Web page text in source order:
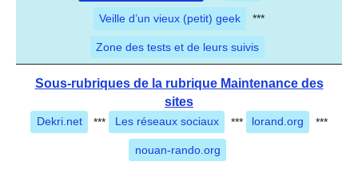
Veille d’un vieux (petit) geek ***
Zone des tests et de leurs suivis
Sous-rubriques de la rubrique Maintenance des
sites
Dekri.net *** Les réseaux sociaux *** lorand.org ***
nouan-rando.org